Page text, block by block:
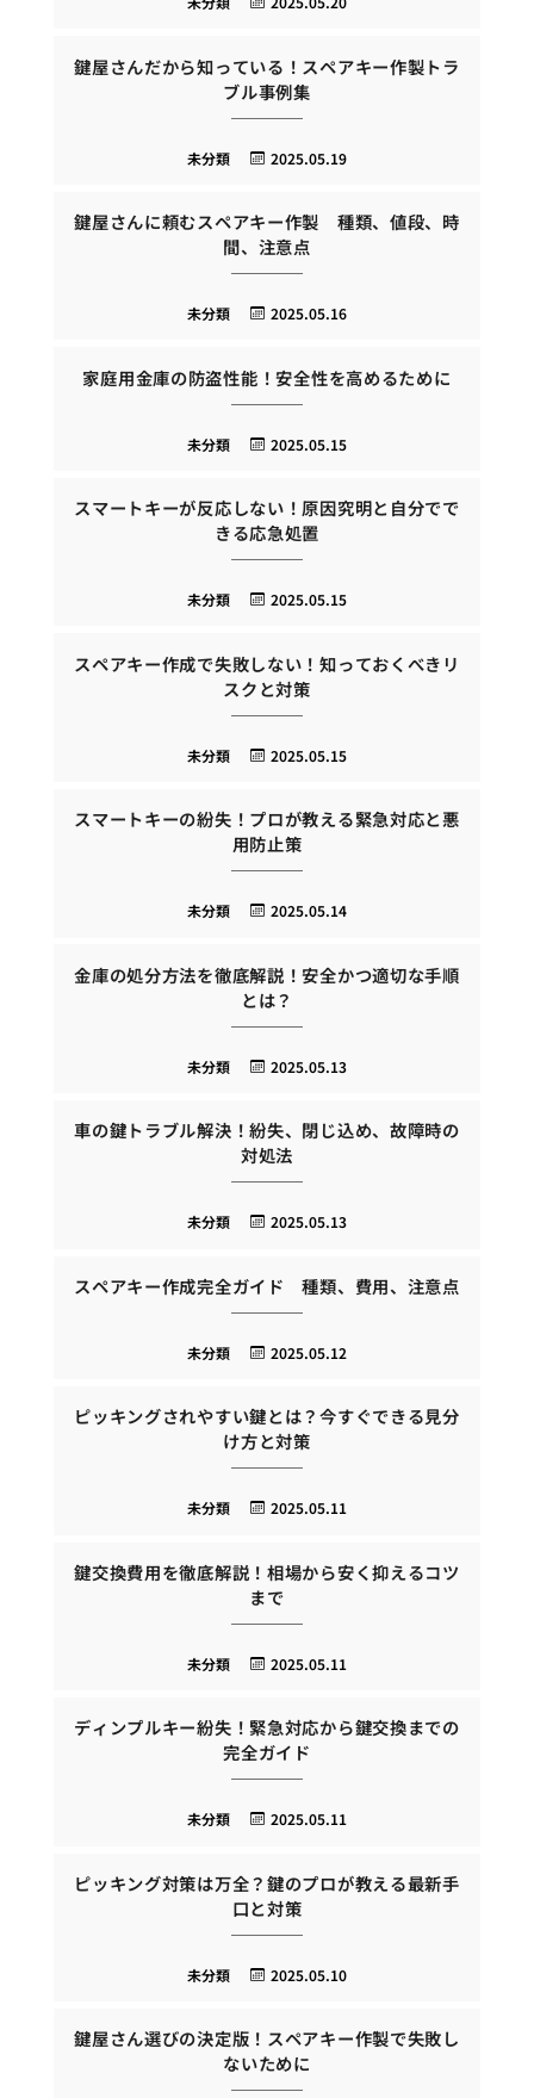
鍵屋さんだから知っている！スペアキー作製トラ
ブル事例集
2025.05.19
未分類
鍵屋さんに頼むスペアキー作製 種類、値段、時
間、注意点
2025.05.16
未分類
家庭用金庫の防盗性能！安全性を高めるために
2025.05.15
未分類
スマートキーが反応しない！原因究明と自分でで
きる応急処置
2025.05.15
未分類
スペアキー作成で失敗しない！知っておくべきリ
スクと対策
2025.05.15
未分類
スマートキーの紛失！プロが教える緊急対応と悪
用防止策
2025.05.14
未分類
金庫の処分方法を徹底解説！安全かつ適切な手順
とは？
2025.05.13
未分類
車の鍵トラブル解決！紛失、閉じ込め、故障時の
対処法
2025.05.13
未分類
スペアキー作成完全ガイド 種類、費用、注意点
2025.05.12
未分類
ピッキングされやすい鍵とは？今すぐできる見分
け方と対策
2025.05.11
未分類
鍵交換費用を徹底解説！相場から安く抑えるコツ
まで
2025.05.11
未分類
ディンプルキー紛失！緊急対応から鍵交換までの
完全ガイド
2025.05.11
未分類
ピッキング対策は万全？鍵のプロが教える最新手
口と対策
2025.05.10
未分類
鍵屋さん選びの決定版！スペアキー作製で失敗し
ないために